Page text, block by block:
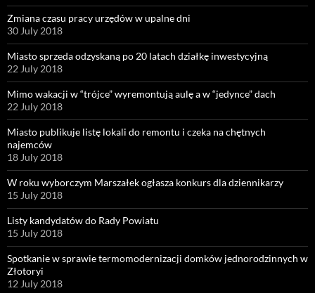
Zmiana czasu pracy urzędów w upalne dni
30 July 2018
Miasto sprzeda odzyskaną po 20 latach działkę inwestycyjną
22 July 2018
Mimo wakacji w “trójce” wyremontują aulę a w “jedynce” dach
22 July 2018
Miasto publikuje listę lokali do remontu i czeka na chętnych
najemców
18 July 2018
W roku wyborczym Marszałek ogłasza konkurs dla dziennikarzy
15 July 2018
Listy kandydatów do Rady Powiatu
15 July 2018
Spotkanie w sprawie termomodernizacji domków jednorodzinnych w
Złotoryi
12 July 2018